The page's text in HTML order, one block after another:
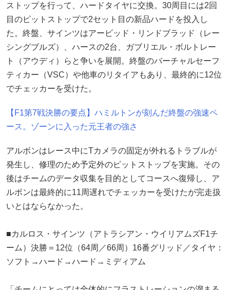
ストップを行って、ハードタイヤに交換。30周目には2回
目のピットストップで2セット目の新品ハードを投入し
た。終盤、サインツはアービッド・リンドブラッド（レー
シングブルズ）、ハースの2台、ガブリエル・ボルトレー
ト（アウディ）らと争いを展開。終盤のバーチャルセーフ
ティカー（VSC）や他車のリタイアもあり、最終的に12位
でチェッカーを受けた。
【F1第7戦決勝の要点】ハミルトンが刻んだ終盤の強速ペ
ース。ゾーンに入った元王者の強さ
アルボンはレース中にTカメラの固定が外れるトラブルが
発生し、修理のため予定外のピットストップを実施。その
後はチームのデータ収集を目的としてコースへ復帰し、ア
ルボンは最終的に11周遅れでチェッカーを受けたが完走扱
いとはならなかった。
■カルロス・サインツ（アトラシアン・ウイリアムズF1チ
ーム）決勝＝12位（64周／66周）16番グリッド／タイヤ：
ソフト→ハード→ハード→ミディアム